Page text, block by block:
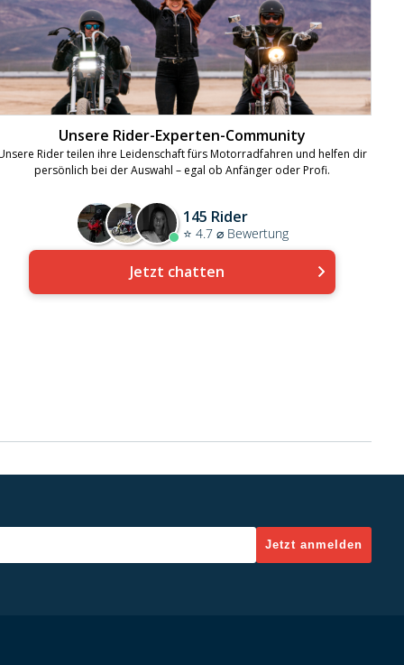
Unsere Rider-Experten-Community
Rider teilen ihre Leidenschaft fürs Motorradfahren und helfen dir
persönlich bei der Auswahl – egal ob Anfänger oder Profi.
145 Rider
⭐ 4.7 ⌀ Bewertung
Jetzt chatten
Jetzt anmelden